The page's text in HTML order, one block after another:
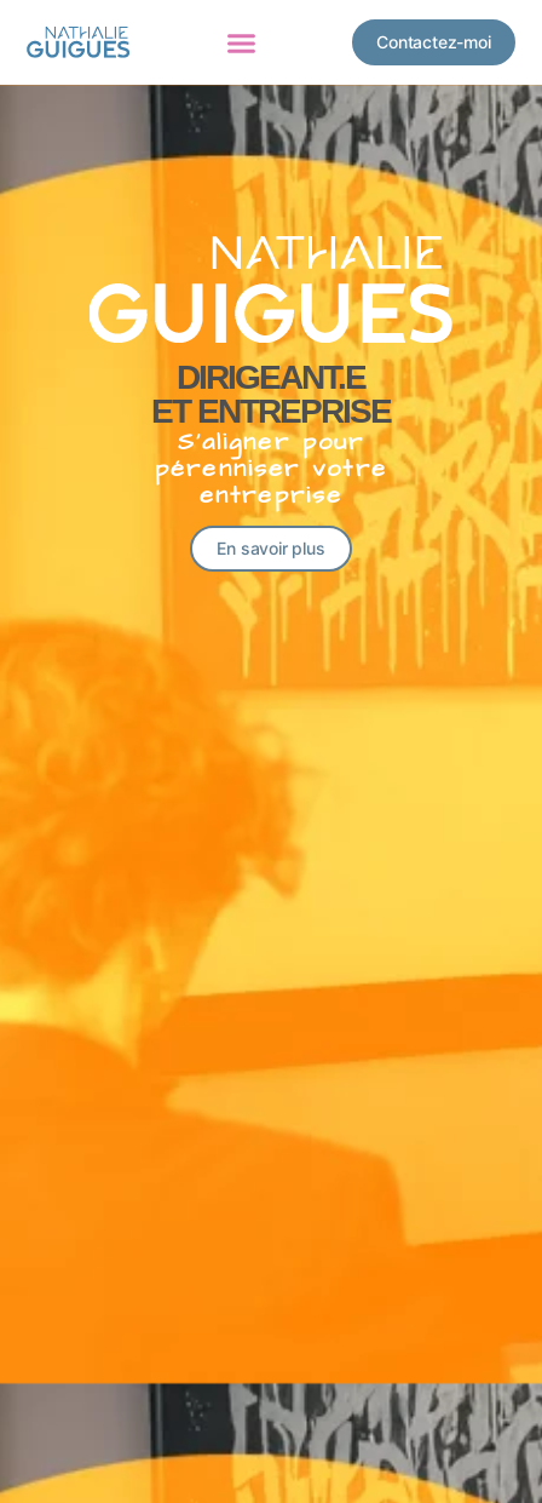
Contactez-moi
DIRIGEANT.E
ET ENTREPRISE
S’aligner pour
pérenniser votre
entreprise
En savoir plus